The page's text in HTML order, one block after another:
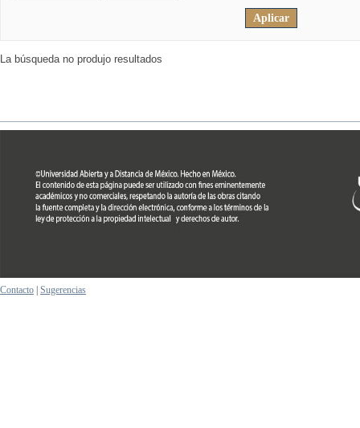
La búsqueda no produjo resultados
Contacto Sugerencias